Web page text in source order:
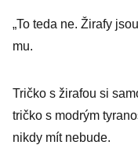
„To teda ne. Žirafy
mu.
Tričko s žirafou si
tričko s modrým
nikdy mít nebude.